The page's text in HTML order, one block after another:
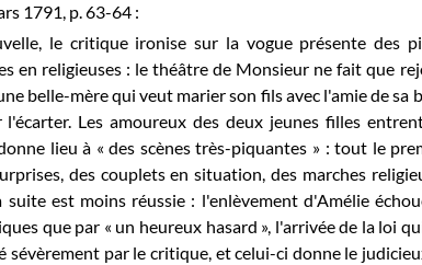
1791, p. 63-64 :
le critique ironise sur la vogue présente des
en religieuses : le théâtre de Monsieur ne fait que
belle-mère qui veut marier son fils avec l'amie de sa
Les amoureux des deux jeunes filles
lieu à « des scènes très-piquantes » : tout le
des couplets en situation, des marches
est moins réussie : l'enlèvement d'Amélie
que par « un heureux hasard », l'arrivée de la loi
sévèrement par le critique, et celui-ci donne le